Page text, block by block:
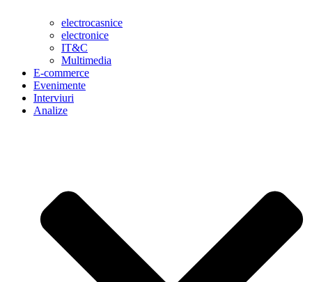
electrocasnice
electronice
IT&C
Multimedia
E-commerce
Evenimente
Interviuri
Analize